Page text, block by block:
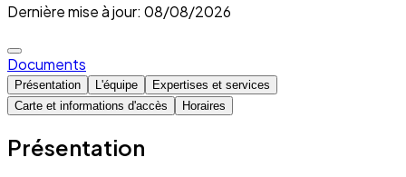
Dernière mise à jour: 08/08/2026
Documents
Présentation L'équipe
Expertises et services
Carte et informations d'accès
Horaires
Présentation